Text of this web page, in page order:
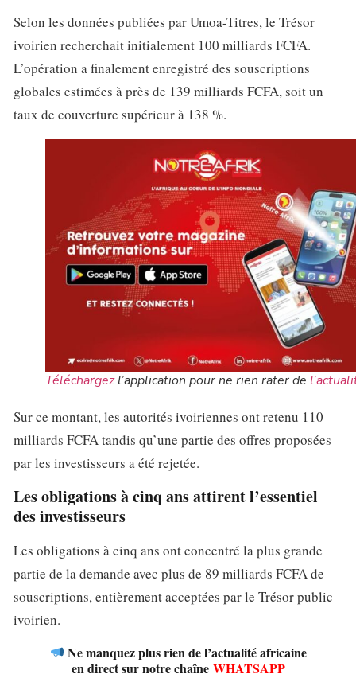
Selon les données publiées par Umoa-Titres, le Trésor
ivoirien recherchait initialement 100 milliards FCFA.
L’opération a finalement enregistré des souscriptions
globales estimées à près de 139 milliards FCFA, soit un
taux de couverture supérieur à 138 %.
Téléchargezl’application pour ne rien rater de
Sur ce montant, les autorités ivoiriennes ont retenu 110
milliards FCFA tandis qu’une partie des offres proposées
par les investisseurs a été rejetée.
Les obligations à cinq ans attirent l’essentiel
des investisseurs
Les obligations à cinq ans ont concentré la plus grande
partie de la demande avec plus de 89 milliards FCFA de
souscriptions, entièrement acceptées par le Trésor public
ivoirien.
Ne manquez plus rien de l’actualité africaine
en direct sur notre chaîne WHATSAPP